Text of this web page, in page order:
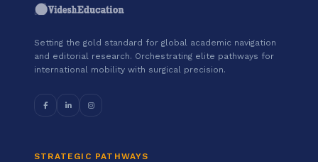
Setting the gold standard for global academic navigation
and editorial research. Orchestrating elite pathways for
international mobility with surgical precision.
STRATEGIC PATHWAYS